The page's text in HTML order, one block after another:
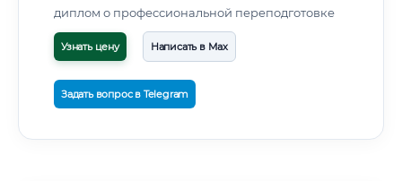
диплом о профессиональной переподготовке
Узнать цену Написать в Max
Задать вопрос в Telegram